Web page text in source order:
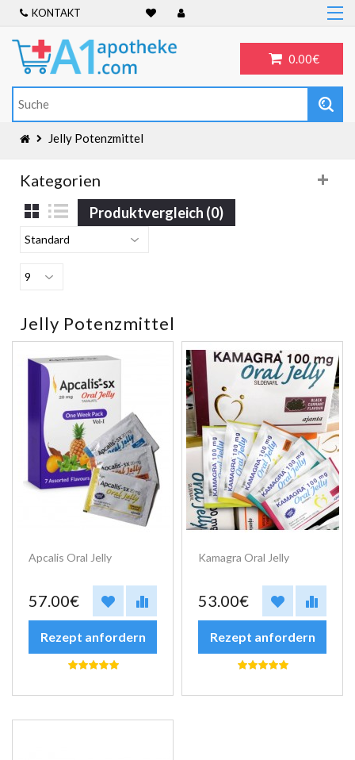
KONTAKT
0.00€
Home
Frauengesundheit
ADHS
Allergien
Männergesundheit
Blog
Jelly Potenzmittel
Kategorien
Produktvergleich (0)
Jelly Potenzmittel
Apcalis Oral Jelly
57.00€
Rezept anfordern
Kamagra Oral Jelly
53.00€
Rezept anfordern